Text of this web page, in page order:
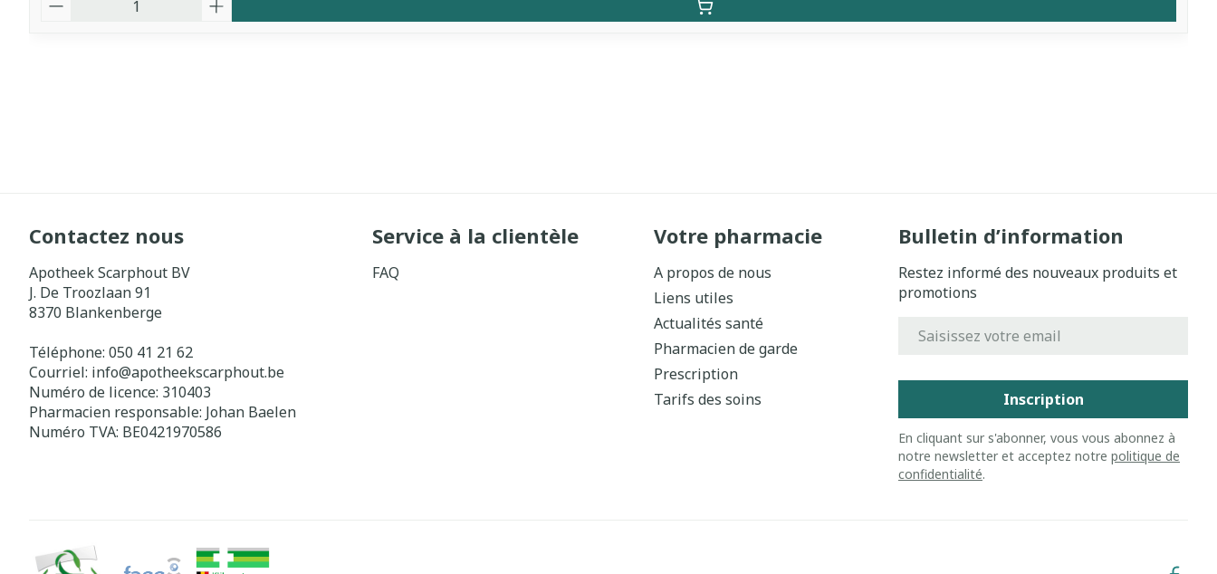
Contactez nous
Apotheek Scarphout BV
J. De Troozlaan 91
8370 Blankenberge
Téléphone: 050 41 21 62
Courriel: info@apotheekscarphout.be
Numéro de licence: 310403
Pharmacien responsable: Johan Baelen
Numéro TVA: BE0421970586
Service à la clientèle
FAQ
Votre pharmacie
A propos de nous
Liens utiles
Actualités santé
Pharmacien de garde
Prescription
Tarifs des soins
Bulletin d’information
Restez informé des nouveaux produits et
promotions
Inscription
En cliquant sur s'abonner, vous vous abonnez à
notre newsletter et acceptez notrepolitique de
confidentialité.